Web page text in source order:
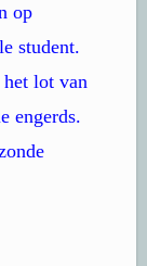
op
student.
het lot van
engerds.